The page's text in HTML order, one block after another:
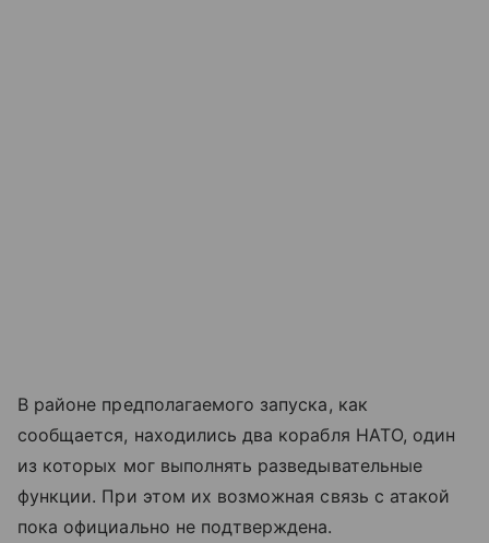
В районе предполагаемого запуска, как
сообщается, находились два корабля НАТО, один
из которых мог выполнять разведывательные
функции. При этом их возможная связь с атакой
пока официально не подтверждена.